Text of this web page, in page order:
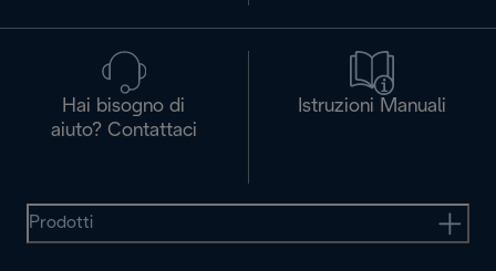
Hai bisogno di
aiuto? Contattaci
Istruzioni Manuali
Prodotti